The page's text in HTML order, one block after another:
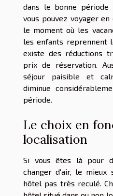
dans le bonne période
vous pouvez voyager en
le moment où les
les enfants reprennent
existe des réductions
prix de réservation.
séjour paisible et
diminue
période.
Le choix en
localisation
Si vous êtes là pour
changer d'air, le
hôtel pas très reculé.